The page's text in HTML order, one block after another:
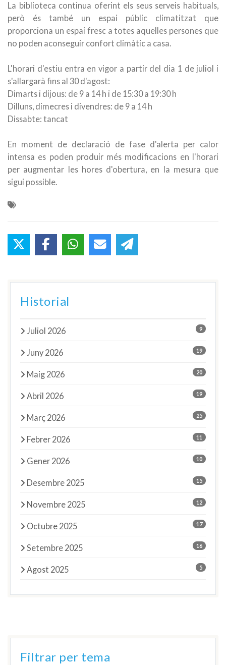
La biblioteca continua oferint els seus serveis habituals,
però és també un espai públic climatitzat que
proporciona un espai fresc a totes aquelles persones que
no poden aconseguir confort climàtic a casa.
L'horari d'estiu entra en vigor a partir del dia 1 de juliol i
s'allargarà fins al 30 d'agost:
Dimarts i dijous: de 9 a 14 h i de 15:30 a 19:30 h
Dilluns, dimecres i divendres: de 9 a 14 h
Dissabte: tancat
En moment de declaració de fase d'alerta per calor
intensa es poden produir més modificacions en l'horari
per augmentar les hores d'obertura, en la mesura que
sigui possible.
Historial
Juliol 2026 9
Juny 2026 19
Maig 2026 20
Abril 2026 19
Març 2026 25
Febrer 2026 11
Gener 2026 10
Desembre 2025 15
Novembre 2025 12
Octubre 2025 17
Setembre 2025 16
Agost 2025 5
Filtrar per tema